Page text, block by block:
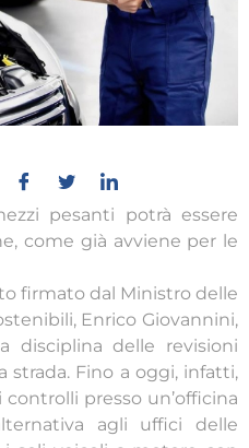
pesanti potrà essere
come già avviene per le
firmato dal Ministro delle
Enrico Giovannini,
disciplina delle revisioni
Fino a oggi, infatti,
presso un’officina
agli uffici delle